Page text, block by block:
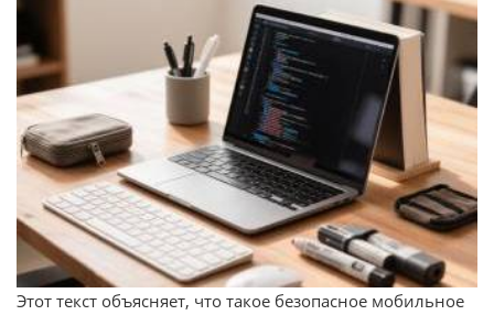
Этот текст объясняет, что такое безопасное мобильное